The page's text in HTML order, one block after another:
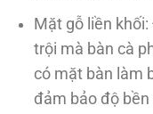
Mặt gỗ liền
trội mà bàn cà
có mặt bàn làm
đảm bảo độ